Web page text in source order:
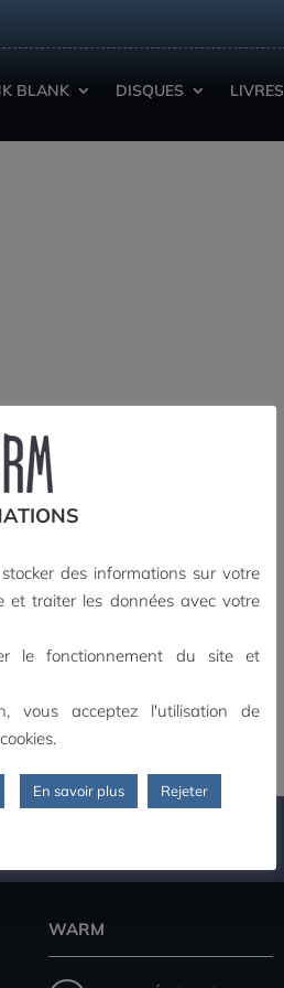
BLANK DISQUES LIVRES
WARM
des informations sur votre
et traiter les données avec votre
le fonctionnement du site et
vous acceptez l'utilisation de
En savoir plus Rejeter